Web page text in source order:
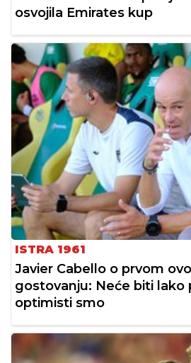
osvojila Emirates kup
ISTRA 1961
Javier Cabello o prvom
gostovanju: Neće biti lako
optimisti smo